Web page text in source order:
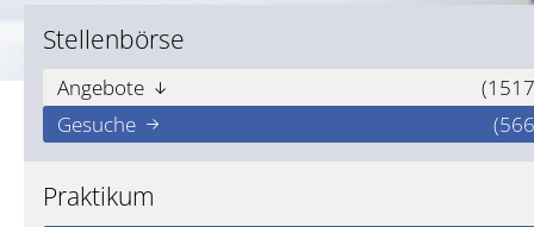
Stellenbörse
Angebote
Gesuche
Praktikum